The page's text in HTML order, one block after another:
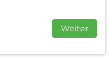
Weiter